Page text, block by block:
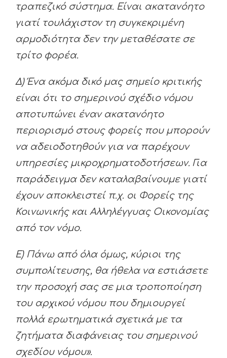
τραπεζικό σύστημα. Είναι ακατανόητο
γιατί τουλάχιστον τη συγκεκριμένη
αρμοδιότητα δεν την μεταθέσατε σε
τρίτο φορέα.
Δ) Ένα ακόμα δικό μας σημείο κριτικής
είναι ότι το σημερινού σχέδιο νόμου
αποτυπώνει έναν ακατανόητο
περιορισμό στους φορείς που μπορούν
να αδειοδοτηθούν για να παρέχουν
υπηρεσίες μικροχρηματοδοτήσεων. Για
παράδειγμα δεν καταλαβαίνουμε γιατί
έχουν αποκλειστεί π.χ. οι Φορείς της
Κοινωνικής και Αλληλέγγυας Οικονομίας
από τον νόμο.
Ε) Πάνω από όλα όμως, κύριοι της
συμπολίτευσης, θα ήθελα να εστιάσετε
την προσοχή σας σε μια τροποποίηση
του αρχικού νόμου που δημιουργεί
πολλά ερωτηματικά σχετικά με τα
ζητήματα διαφάνειας του σημερινού
σχεδίου νόμου».